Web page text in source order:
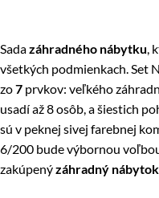
Sadazáhradného nábytku,
všetkých podmienkach. Set
zo7 prvkov: veľkého
usadí až 8 osôb, a šiestich
sú v peknej sivej farebnej
6/200 bude výbornou
zakúpenýzáhradný